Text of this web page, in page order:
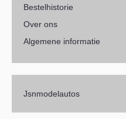
Bestelhistorie
Over ons
Algemene informatie
Jsnmodelautos